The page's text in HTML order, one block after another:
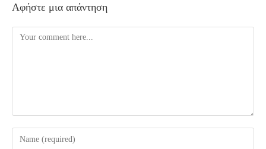
Αφήστε μια απάντηση
Comment
Enter